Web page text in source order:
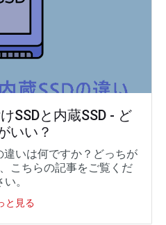
SSDと内蔵SSD - ど
いい？
違いは何ですか？どっちが
こちらの記事をご覧くだ
い。
と見る